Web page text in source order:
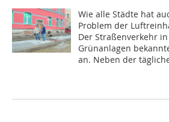
Wie alle Städte hat
Problem der
Der Straßenverkehr
Grünanlagen
an. Neben der